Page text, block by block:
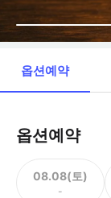
옵션예약
옵션예약
08.08(토)
-